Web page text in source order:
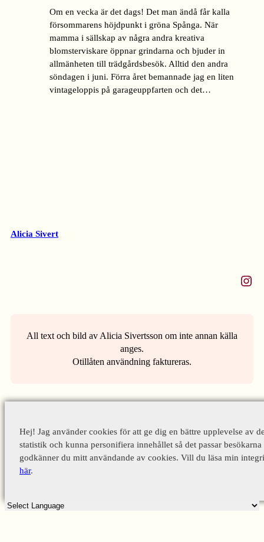
Om en vecka är det dags! Det man ändå får kalla
försommarens höjdpunkt i gröna Spånga. När
mamma i sällskap av några andra kreativa
blomsterviskare öppnar grindarna och bjuder in
allmänheten till trädgårdsbesök. Alltid den andra
söndagen i juni. Förra året bemannade jag en liten
vintageloppis på garageuppfarten och det…
Alicia Sivert
Instagram
All text och bild av Alicia Sivertsson om inte annan källa
anges.
Otillåten användning faktureras.
Hej! Jag använder cookies för att ge dig en bättre upplevelse av
statistik och kunna personifiera innehållet så det passar
godkänner du mitt användande av cookies. Vill du läsa min
här.